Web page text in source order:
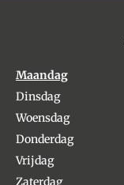
Maandag
Dinsdag
Woensdag
Donderdag
Vrijdag